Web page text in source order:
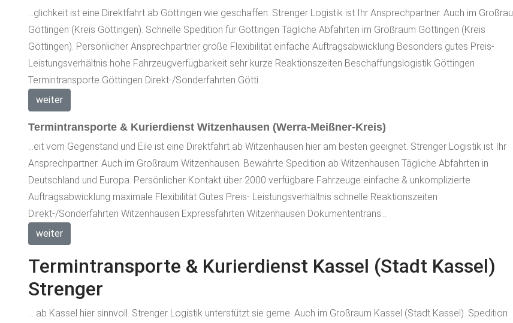
...glichkeit ist eine Direktfahrt ab Göttingen wie geschaffen. Strenger Logistik ist Ihr Ansprechpartner. Auch im
Göttingen (Kreis Göttingen). Schnelle Spedition für Göttingen Tägliche Abfahrten im Großraum Göttingen (Kreis
Göttingen). Persönlicher Ansprechpartner große Flexibilität einfache Auftragsabwicklung Besonders gutes Preis-
Leistungsverhältnis hohe Fahrzeugverfügbarkeit sehr kurze Reaktionszeiten Beschaffungslogistik Göttingen
Termintransporte Göttingen Direkt-/Sonderfahrten Götti...
weiter
Termintransporte & Kurierdienst Witzenhausen (Werra-Meißner-Kreis)
...eit vom Gegenstand und Eile ist eine Direktfahrt ab Witzenhausen hier am besten geeignet. Strenger Logistik ist Ihr
Ansprechpartner. Auch im Großraum Witzenhausen. Bewährte Spedition ab Witzenhausen Tägliche Abfahrten in
Deutschland und Europa. Persönlicher Kontakt über 2000 verfügbare Fahrzeuge einfache & unkomplizierte
Auftragsabwicklung maximale Flexibilität Gutes Preis- Leistungsverhältnis schnelle Reaktionszeiten
Direkt-/Sonderfahrten Witzenhausen Expressfahrten Witzenhausen Dokumententrans...
weiter
Termintransporte & Kurierdienst Kassel (Stadt Kassel)
Strenger
... ab Kassel hier sinnvoll. Strenger Logistik unterstützt sie gerne. Auch im Großraum Kassel (Stadt Kassel). Spedition